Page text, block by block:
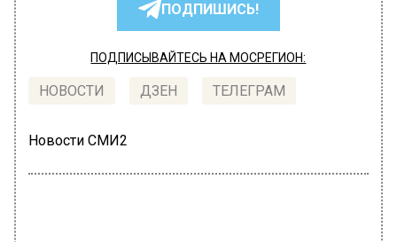
ПОДПИШИСЬ!
ПОДПИСЫВАЙТЕСЬ НА МОСРЕГИОН:
НОВОСТИ ДЗЕН ТЕЛЕГРАМ
Новости СМИ2